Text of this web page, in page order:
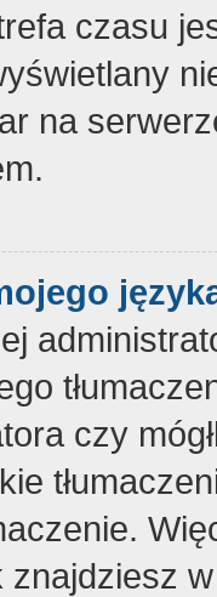
czasu
na
czy
znajdziesz